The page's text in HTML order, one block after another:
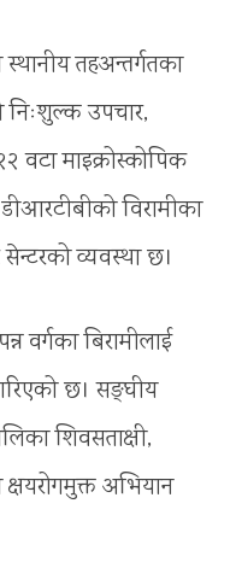
तहअन्तर्गतका
निःशुल्क उपचार,
वटा माइक्रोस्कोपिक
विरामीका
व्यवस्था छ।
वर्गका बिरामीलाई
छ। सङ्घीय
शिवसताक्षी,
क्षयरोगमुक्त अभियान